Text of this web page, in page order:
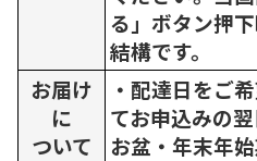
る」ボタン押
結構です。
お届け
に
ついて
・配達日をご
てお申込みの
お盆・年末年